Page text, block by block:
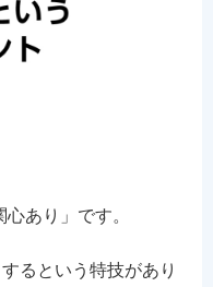
あり」です。
るという特技があり